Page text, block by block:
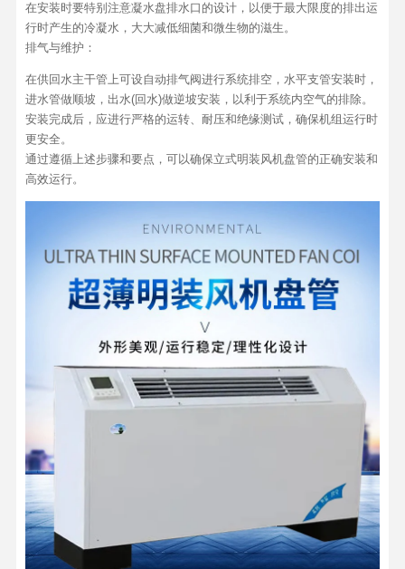
在安装时要特别注意凝水盘排水口的设计，以便于最大限度的排出运
行时产生的冷凝水，大大减低细菌和微生物的滋生。
排气与维护：
在供回水主干管上可设自动排气阀进行系统排空，水平支管安装时，
进水管做顺坡，出水(回水)做逆坡安装，以利于系统内空气的排除。
安装完成后，应进行严格的运转、耐压和绝缘测试，确保机组运行时
更安全。
通过遵循上述步骤和要点，可以确保立式明装风机盘管的正确安装和
高效运行。